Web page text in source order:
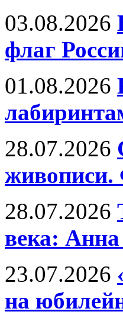
03.08.2026
флаг
01.08.2026
28.07.2026
живописи.
28.07.2026
века:
23.07.2026
на